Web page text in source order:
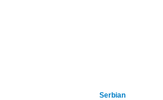
Serbian